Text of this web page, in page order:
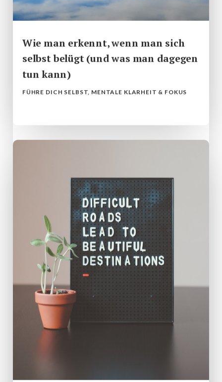
Wie man erkennt, wenn man sich
selbst belügt (und was man dagegen
tun kann)
FÜHRE DICH SELBST, MENTALE KLARHEIT & FOKUS